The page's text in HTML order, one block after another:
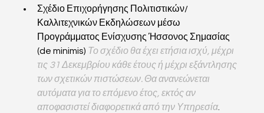
Σχέδιο Επιχορήγησης Πολιτιστικών/
Καλλιτεχνικών Εκδηλώσεων μέσω
Προγράμματος Ενίσχυσης Ήσσονος Σημασίας
(de minimis) Το σχέδιο θα έχει ετήσια ισχύ, μέχρι
τις 31 Δεκεμβρίου κάθε έτους ή μέχρι εξάντλησης
των σχετικών πιστώσεων. Θα ανανεώνεται
αυτόματα για το επόμενο έτος, εκτός αν
αποφασιστεί διαφορετικά από την Υπηρεσία